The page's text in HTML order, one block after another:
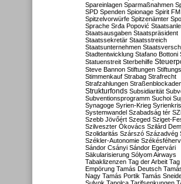
Spareinlagen Sparmaßnahmen
SPD Spenden Spionage Spirit FM
Spitzelvorwürfe Spitzenämter
Sprache Srđa Popović
Staatsausgaben Staatspräsident
Staatssekretär Staatsstreich
Staatsunternehmen
Stadtentwicklung Stafano Bottoni
Statuenstreit Sterbehilfe
Steve Bannon Stiftungen
Stimmenkauf Strabag Strafrecht
Strafzahlungen
Strukturfonds Subsidiarität
Subventionsprogramm Suchoi
Synagoge Syrien-Krieg
Systemwandel Szabadság tér
Szebb Jövőért Szeged Sziget-
Szilveszter Ókovács Szilárd
Szolidaritás Szárszó Századvég
Székler-Autonomie
Sándor Csányi Sándor Egervári
Säkularisierung Sólyom Airways
Tabaklizenzen Tag der Arbeit
Empörung Tamás Deutsch
Nagy Tamás Portik Tamás